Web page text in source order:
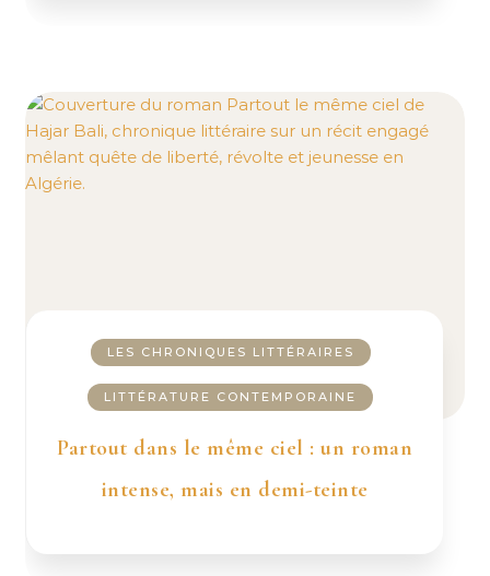
LES CHRONIQUES LITTÉRAIRES
LITTÉRATURE CONTEMPORAINE
Partout dans le même ciel : un roman
intense, mais en demi-teinte